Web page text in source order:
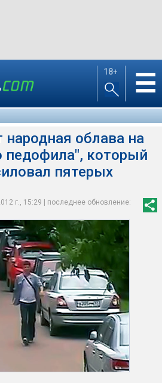
18+ ☰
облава на
педофила", который
пятерых
г., 15:29 | последнее обновление: